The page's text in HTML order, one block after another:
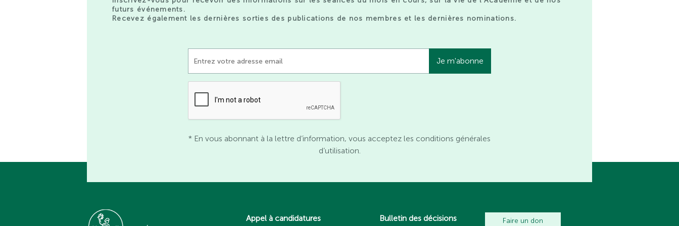
futurs événements.
Recevez également les dernières sorties des publications de nos membres et les dernières nominations.
* En vous abonnant à la lettre d’information, vous acceptez les conditions générales
d’utilisation.
Appel à candidatures Bulletin des décisions Faire un don